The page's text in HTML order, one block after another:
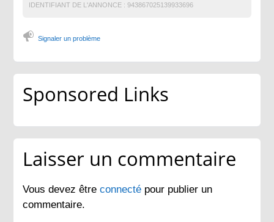
IDENTIFIANT DE L'ANNONCE : 943867025139933696
Signaler un problème
Sponsored Links
Laisser un commentaire
Vous devez êtreconnecté pour publier un
commentaire.